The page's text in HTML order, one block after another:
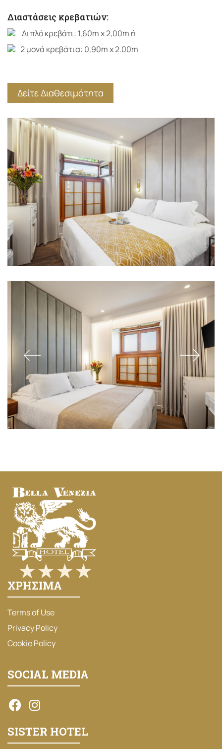
Διαστάσεις κρεβατιών:
Διπλό κρεβάτι: 1,60m x 2,00m ή
2 μονά κρεβάτια: 0,90m x 2.00m
Δείτε Διαθεσιμότητα
ΧΡΗΣΙΜΑ
Terms of Use
Privacy Policy
Cookie Policy
SOCIAL MEDIA
SISTER HOTEL